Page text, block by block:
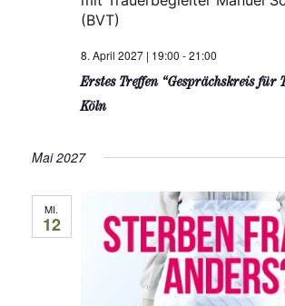
8. April 2027 | 19:00 -21:00
Erstes Treffen “Gesprächskreis für
Köln
(BVT)
Mai 2027
MI.
12